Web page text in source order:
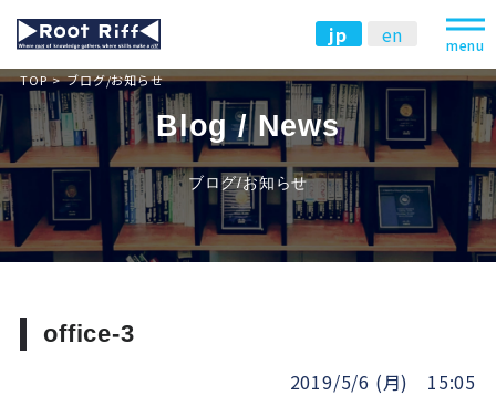
jp en menu
TOP ブログ/お知らせ
Blog / News
ブログ/お知らせ
office-3
2019/5/6 (月) 15:05